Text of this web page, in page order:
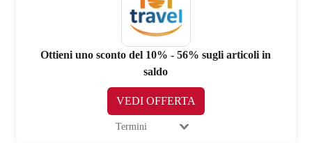
Ottieni uno sconto del 10% - 56% sugli articoli in
saldo
VEDI OFFERTA
Termini